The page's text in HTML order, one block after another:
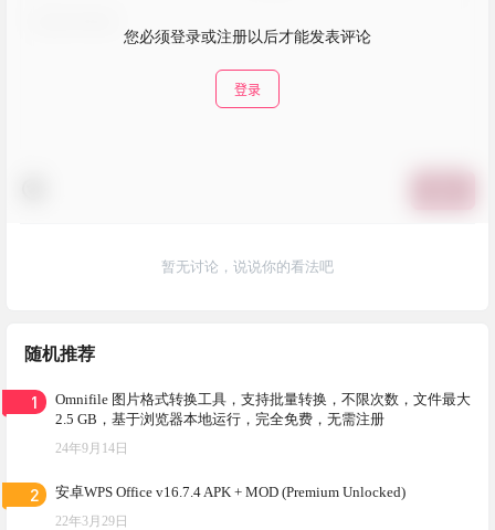
您必须登录或注册以后才能发表评论
登录
暂无讨论，说说你的看法吧
随机推荐
1
Omnifile 图片格式转换工具，支持批量转换，不限次数，文件最大
2.5 GB，基于浏览器本地运行，完全免费，无需注册
24年9月14日
2 安卓WPS Office v16.7.4 APK + MOD (Premium Unlocked)
22年3月29日